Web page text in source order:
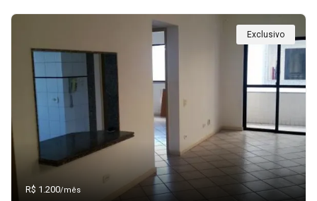
Exclusivo
R$ 1.200/mês